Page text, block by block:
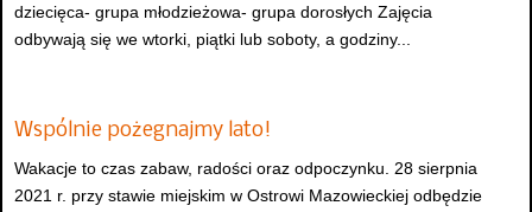
dziecięca- grupa młodzieżowa- grupa dorosłych Zajęcia
odbywają się we wtorki, piątki lub soboty, a godziny...
Wspólnie pożegnajmy lato!
Wakacje to czas zabaw, radości oraz odpoczynku. 28 sierpnia
2021 r. przy stawie miejskim w Ostrowi Mazowieckiej odbędzie